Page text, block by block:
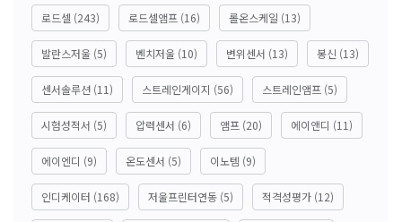
로드셀 (243) 로드셀앰프 (16) 롤온스케일 (13)
발란스저울 (5) 벤치저울 (10) 변위센서 (13) 봉신 (13)
센서솔루션 (11) 스트레인게이지 (56) 스트레인앰프 (5)
시험성적서 (5) 압력센서 (6) 앰프 (20) 에이앤디 (11)
에이엔디 (9) 온도센서 (5) 이노템 (9)
인디케이터 (168) 저울프린터연동 (5) 적격성평가 (12)